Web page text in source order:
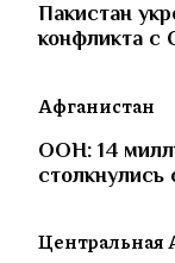
Пакистан
конфликта
Афганистан
ООН: 14
Центральная